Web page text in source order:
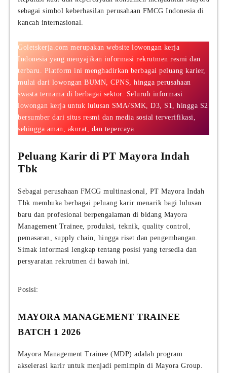
sebagai simbol keberhasilan perusahaan FMCG Indonesia di
kancah internasional.
Goletskerja.com merupakan website lowongan kerja
Indonesia yang menyajikan informasi rekrutmen resmi dan
terbaru. Platform ini menghadirkan berbagai peluang karier,
mulai dari lowongan BUMN, CPNS, hingga perusahaan
swasta ternama di berbagai sektor. Seluruh informasi
lowongan kerja untuk lulusan SMA/SMK, D3, S1, hingga S2
bersumber dari situs resmi dan media sosial terverifikasi,
sehingga aman, akurat, dan tepercaya.
Peluang Karir di PT Mayora Indah
Tbk
Sebagai perusahaan FMCG multinasional, PT Mayora Indah
Tbk membuka berbagai peluang karir menarik bagi lulusan
baru dan profesional berpengalaman di bidang Mayora
Management Trainee, produksi, teknik, quality control,
pemasaran, supply chain, hingga riset dan pengembangan.
Simak informasi lengkap tentang posisi yang tersedia dan
persyaratan rekrutmen di bawah ini.
Posisi:
MAYORA MANAGEMENT TRAINEE
BATCH 1 2026
Mayora Management Trainee (MDP) adalah program
akselerasi karir untuk menjadi pemimpin di Mayora Group.